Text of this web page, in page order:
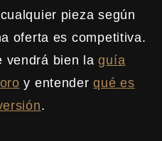
pieza según
oferta es competitiva.
vendrá bien laguía
y entenderqué es
.